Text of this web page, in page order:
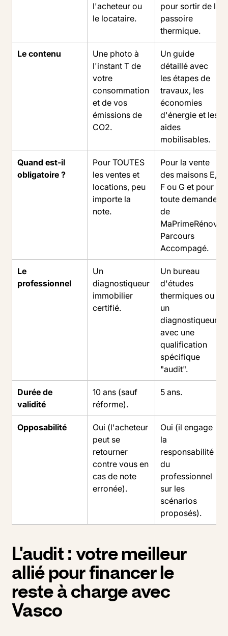
l'acheteur ou
le locataire.
pour sortir de la
passoire
thermique.
Le contenu
Une photo à
l'instant T de
votre
consommation
et de vos
émissions de
CO2.
Un guide
détaillé avec
les étapes de
travaux, les
économies
d'énergie et les
aides
mobilisables.
Quand est-il
obligatoire ?
Pour TOUTES
les ventes et
locations, peu
importe la
note.
Pour la vente
des maisons E,
F ou G et pour
toute demande
de
MaPrimeRénov'
Parcours
Accompagé.
Le
professionnel
Un
diagnostiqueur
immobilier
certifié.
Un bureau
d'études
thermiques ou
un
diagnostiqueur
avec une
qualification
spécifique
"audit".
Durée de
validité
10 ans (sauf
réforme).
5 ans.
Opposabilité
Oui (l'acheteur
peut se
retourner
contre vous en
cas de note
erronée).
Oui (il engage
la
responsabilité
du
professionnel
sur les
scénarios
proposés).
L'audit : votre meilleur
allié pour financer le
reste à charge avec
Vasco